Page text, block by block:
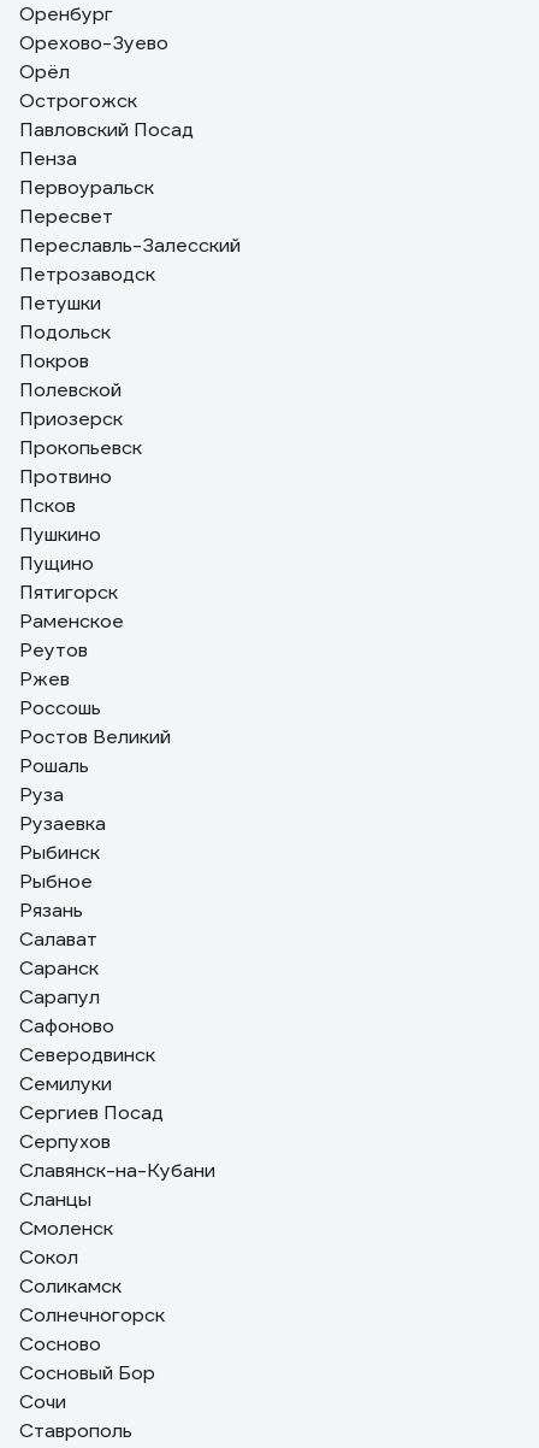
Оренбург
Орехово-Зуево
Орёл
Острогожск
Павловский Посад
Пенза
Первоуральск
Пересвет
Переславль-Залесский
Петрозаводск
Петушки
Подольск
Покров
Полевской
Приозерск
Прокопьевск
Протвино
Псков
Пушкино
Пущино
Пятигорск
Раменское
Реутов
Ржев
Россошь
Ростов Великий
Рошаль
Руза
Рузаевка
Рыбинск
Рыбное
Рязань
Салават
Саранск
Сарапул
Сафоново
Северодвинск
Семилуки
Сергиев Посад
Серпухов
Славянск-на-Кубани
Сланцы
Смоленск
Сокол
Соликамск
Солнечногорск
Сосново
Сосновый Бор
Сочи
Ставрополь